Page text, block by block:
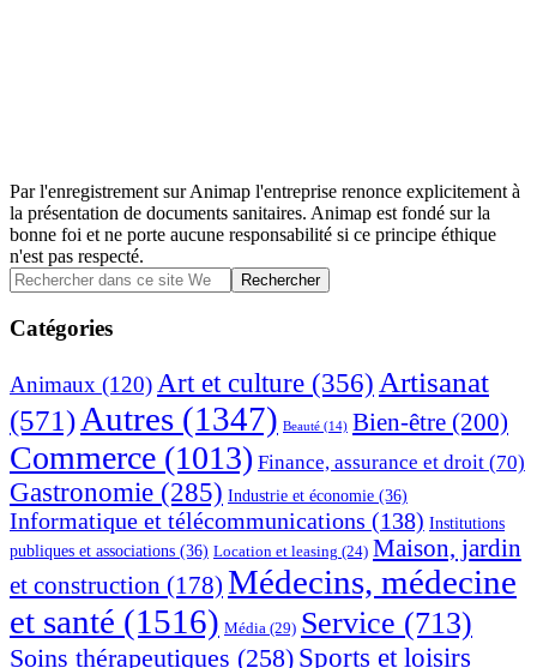
Par l'enregistrement sur Animap l'entreprise renonce explicitement à
la présentation de documents sanitaires. Animap est fondé sur la
bonne foi et ne porte aucune responsabilité si ce principe éthique
n'est pas respecté.
Barre
latérale
principale
Rechercher
dans
ce
site
Catégories
Animaux (120) Art et culture (356) Artisanat
(571) Autres (1347) Beauté (14) Bien-être (200)
Commerce (1013) Finance, assurance et droit (70)
Gastronomie (285) Industrie et économie (36)
Informatique et télécommunications (138) Institutions
publiques et associations (36) Location et leasing (24) Maison, jardin
et construction (178) Médecins, médecine
et santé (1516) Média (29) Service (713)
Soins thérapeutiques (258) Sports et loisirs